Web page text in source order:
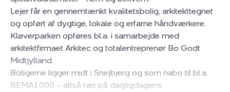
Lejer får en gennemtænkt kvalitetsbolig, arkitekttegnet
og opført af dygtige, lokale og erfarne håndværkere.
Kløverparken opføres bl.a. i samarbejde med
arkitektfirmaet Arkitec og totalentreprenør Bo Godt
Midtjylland.
Boligerne ligger midt i Snejbjerg og som nabo til bl.a.
REMA1000 – altså tæt på dagligdagens